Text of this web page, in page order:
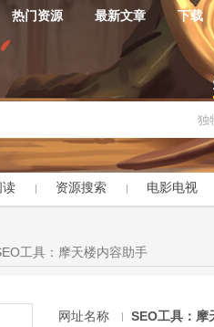
热门资源 最新文章 下载
读 资源搜索 电影电视
工具：摩天楼内容助手
网址名称
SEO工具：摩